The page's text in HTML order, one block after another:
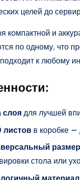
целей до
компактной и
по одному, что
подходит к любому
слоя для лучшей
листов в коробке —
стола или
материал